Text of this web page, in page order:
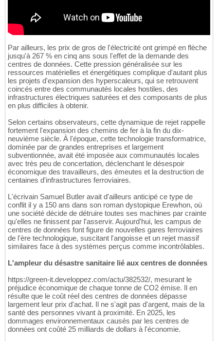
Par ailleurs, les prix de gros de l'électricité ont grimpé en flèche
jusqu'à 267 % en cinq ans sous l'effet de la demande des
centres de données. Cette pression généralisée sur les
ressources matérielles et énergétiques complique d'autant plus
les projets d'expansion des hyperscaleurs, qui se retrouvent
coincés entre des communautés locales hostiles, des
infrastructures électriques saturées et des composants de plus
en plus difficiles à obtenir.
Selon certains observateurs, cette dynamique de rejet rappelle
fortement l'expansion des chemins de fer à la fin du dix-
neuvième siècle. À l'époque, cette technologie transformatrice,
dominée par de grandes entreprises et largement
subventionnée, avait été imposée aux communautés locales
avec très peu de concertation, déclenchant le désespoir
économique des travailleurs, des émeutes et la destruction de
centaines d'infrastructures ferroviaires.
L'écrivain Samuel Butler avait d'ailleurs anticipé ce type de
conflit il y a 150 ans dans son roman dystopique Erewhon, où
une société décide de détruire toutes ses machines par crainte
qu'elles ne finissent par l'asservir. Aujourd'hui, les campus de
centres de données font figure de nouvelles gares ferroviaires
de l'ère technologique, suscitant l'angoisse et un rejet massif
similaires face à des systèmes perçus comme incontrôlables.
L'ampleur du désastre sanitaire lié aux centres de données
https://green-it.developpez.com/actu/382532/, mesurant le
préjudice économique de chaque tonne de CO2 émise. Il en
résulte que le coût réel des centres de données dépasse
largement leur prix d'achat. Il ne s'agit pas d'argent, mais de la
santé des personnes vivant à proximité. En 2025, les
dommages environnementaux causés par les centres de
données ont coûté 25 milliards de dollars à l'économie.